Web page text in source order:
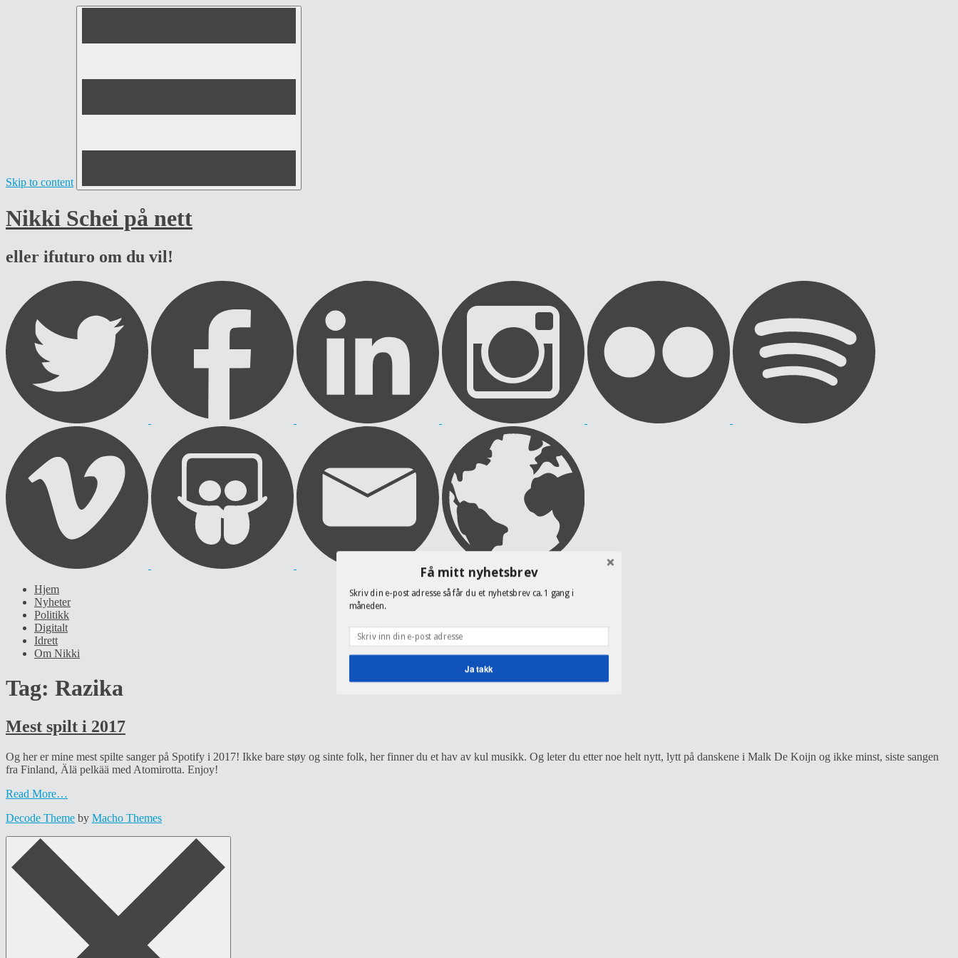
Skip to content
Nikki Schei på nett
eller ifuturo om du vil!
Hjem
Nyheter
Politikk
Digitalt
Idrett
Om Nikki
Tag: Razika
Mest spilt i 2017
Og her er mine mest spilte sanger på Spotify i 2017! Ikke bare støy og sinte folk, her finner du et hav av kul musikk. Og leter du etter noe helt nytt, lytt på danskene i Malk De Koijn og ikke minst, siste sangen
fra Finland, Älä pelkää med Atomirotta. Enjoy!
Read More…
Decode Theme by Macho Themes
Få mitt nyhetsbrev
Skriv din e-post adresse så får du et nyhetsbrev ca. 1 gang i
måneden.
Ja takk